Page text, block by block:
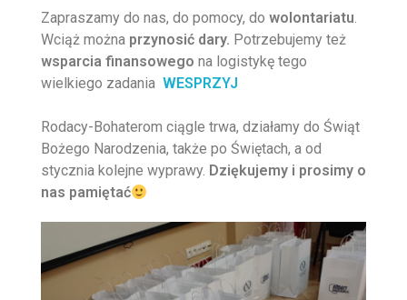
Zapraszamy do nas, do pomocy, do wolontariatu.
Wciąż można przynosić dary. Potrzebujemy też
wsparcia finansowego na logistykę tego
wielkiego zadania WESPRZYJ
Rodacy-Bohaterom ciągle trwa, działamy do Świąt
Bożego Narodzenia, także po Świętach, a od
stycznia kolejne wyprawy. Dziękujemy i prosimy o
nas pamiętać